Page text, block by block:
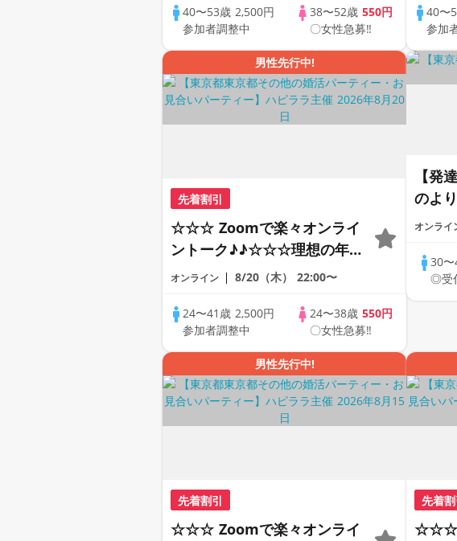
の方が対象☆ 司会進行あり
♪♪ THE 43s ONLINE
PARTY!!
40〜53歳 2,500円
参加者調整中
38〜52歳 550円
〇女性急募‼
の方
♪♪
40〜
参加
男性先行中!
先着割引
☆☆☆ Zoomで楽々オンライ
ントーク♪♪☆☆☆理想の年の
差♪♪ そろそろ・・・素敵な
アルなオンライン婚活☆全国
の方が対象☆司会進行あり♪♪
オンライン 8/20（木） 22:00〜
24〜41歳 2,500円
参加者調整中
24〜38歳 550円
〇女性急募‼
【発
のよ
限定
オンライ
30
◎受
男性先行中!
先着割引
☆☆☆ Zoomで楽々オンライ
先着割
☆☆☆